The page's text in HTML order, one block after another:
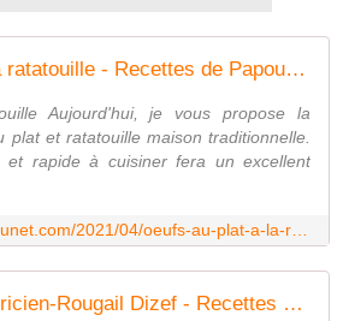
Œufs au plat à la ratatouille - Recettes de Papounet
Aujourd'hui, je vous propose la
et ratatouille maison traditionnelle.
et rapide à cuisiner fera un excellent
Curry d'œuf Mauricien-Rougail Dizef - Recettes de Papounet